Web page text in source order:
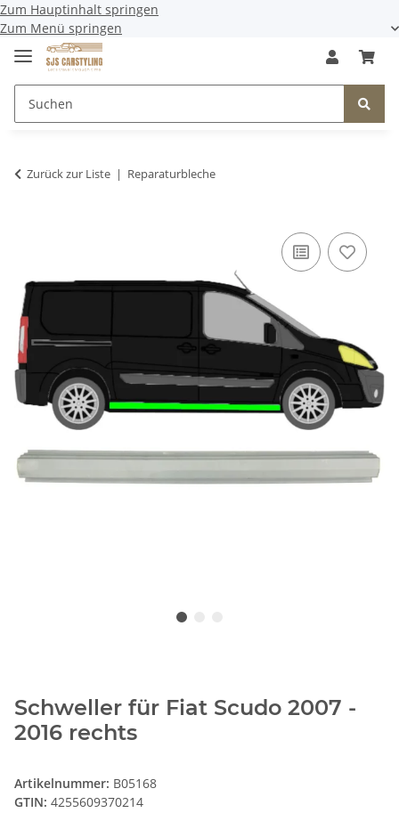
Zum Hauptinhalt springen
Zum Menü springen
Zurück zur Liste Reparaturbleche
Schweller für Fiat Scudo 2007 -
2016 rechts
Artikelnummer: B05168
GTIN: 4255609370214